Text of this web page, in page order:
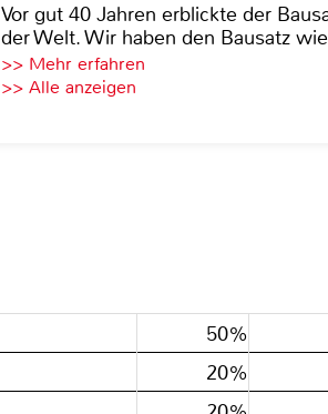
Vor gut 40 Jahren erblickte der
der Welt. Wir haben den Bausatz
>> Mehr erfahren
>> Alle anzeigen
50%
20%